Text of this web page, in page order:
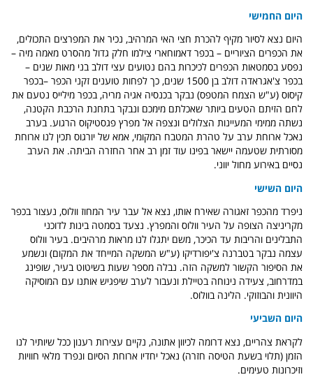
היום החמישי
היום נצא לסיור מקיף להכרת חצי האי המרהיב, נכיר את המפרצים התכולים,
את הכפרים הציוריים – בכפר דאמוחארי צילמו חלק גדול מהסרט מאמה מיה –
נפסע בסמטאות הכפרים לכיכרות בהם נטועים עצי דולב בני מאות שנים –
בכפר צ'אגראדה דולב בן 1500 שנים, כך לפחות טוענים זקני הכפר –בכפר
קיסוס (ע"ש הצמח המטפס) נבקר בכנסיה אגיה מריה, בכפר מילייס נטעם את
לחם הזיתם הטעים ביותר שאכלתם מימכם ונבקר בתחנת הרכבת הקטנה,
נשתה ממימי המעיינות הצלולים ונצפה אל מפרץ פגסטיקוס הרגוע. בערב
נאכל ארוחת ערב על טהרת המטבח המקומי, אמא של יורגוס תכין לנו ארוחת
מסורתית שטעמה יישאר בפינו עוד זמן רב אחר החזרה הביתה. את הערב
נסיים באירוע מחול יווני.
היום השישי
ניפרד מהכפר זאגורה שאירח אותו, נצא אל עבר עיר המחוז וולוס, נעצור בכפר
מקריניצה הצופה על העיר וולוס והמפרץ. נצעד בסמטה בינות לדוכני
התבלינים והריבות עד הכיכר, משם יתגלו לנו מראות מרהיבים. בעיר וולוס
עצמה נבקר בטברנה צ'יפורדיקו (ע"ש המשקה המייחד את המקום) ונשמע
את הסיפור הקשור למשקה הזה. נבלה מספר שעות בשיטוט בעיר, שופינג
במדרחוב, צעידה נינוחה בטיילת ונעבור לערב שיפגיש אותנו עם המוסיקה
היוונית והבוזוקי. הלינה בוולוס.
היום השביעי
לקראת צהריים, נצא דרומה לכיוון אתונה, נקיים עצירות רענון ככל שיותיר לנו
הזמן (תלוי בשעת הטיסה חזרה) נאכל יחדיו ארוחת הסיום ונפרד מלאי חוויות
וזיכרונות טעימים.